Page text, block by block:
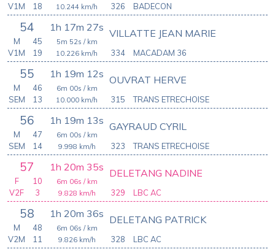
326
10.244 km/h
V1M
18 BADECON
54 1h 17m 27s
334
VILLATTE JEAN MARIE
5m 52s / km
10.226 km/h
M
45
V1M
19 MACADAM 36
55 1h 19m 12s
315
OUVRAT HERVE
6m 00s / km
10.000 km/h
M
46
SEM
13 TRANS ETRECHOISE
56 1h 19m 13s
323
GAYRAUD CYRIL
6m 00s / km
9.998 km/h
M
47
SEM
14 TRANS ETRECHOISE
57 1h 20m 35s
329
DELETANG NADINE
6m 06s / km
9.828 km/h
F
10
V2F
3 LBC AC
58 1h 20m 36s
328
DELETANG PATRICK
6m 06s / km
9.826 km/h
M
48
V2M
11 LBC AC